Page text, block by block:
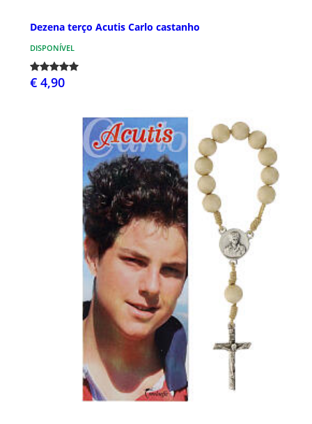
Dezena terço Acutis Carlo castanho
DISPONÍVEL
€ 4,90